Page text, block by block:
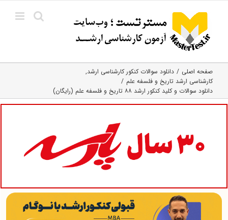
content
صفحه اصلی
دانلود سوالات کنکور کارشناسی ارشد
کارشناسی ارشد تاریخ و فلسفه علم
دانلود سوالات و کلید کنکور ارشد ۸۸ تاریخ و فلسفه علم (رایگان)